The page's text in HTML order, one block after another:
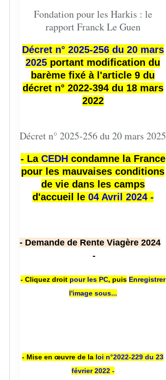
Fondation pour les Harkis : le
rapport Franck Le Guen
Décret n° 2025-256 du 20 mars
2025 portant modification du
barème fixé à l'article 9 du
décret n° 2022-394 du 18 mars
2022
Décret n° 2025-256 du 20 mars 2025
- La CEDHcondamne la France
pour les mauvaises conditions
de vie dans les camps
d'accueil le 04 Avril 2024 -
- Demande de Rente Viagère 2024
-
- Cliquez droit pour les PC, puis Enregistrer
l'image sous...
- Mise en œuvre de la loi n°2022-229 du 23
février 2022 -